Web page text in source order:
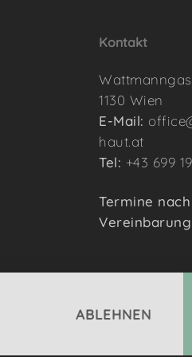
Kontakt
1130 Wien
E-Mail:
haut.at
Tel: +43 699
Termine nach
Vereinbarung
ABLEHNEN